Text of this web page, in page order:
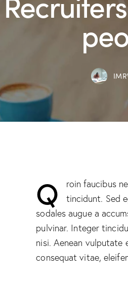
Q
roin faucibus
tincidunt. Sed
sodales augue a
pulvinar. Integer
nisi. Aenean vulputate
consequat vitae,